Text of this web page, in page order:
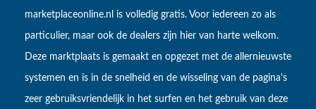
marketplaceonline.nl is volledig gratis. Voor iedereen zo als
particulier, maar ook de dealers zijn hier van harte welkom.
Deze marktplaats is gemaakt en opgezet met de allernieuwste
systemen en is in de snelheid en de wisseling van de pagina's
zeer gebruiksvriendelijk in het surfen en het gebruik van deze